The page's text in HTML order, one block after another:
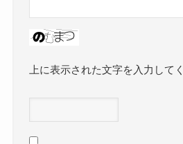
上に表示された文字を入力して